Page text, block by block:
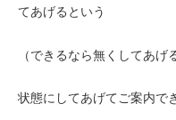
てあげるという
（できるなら無くしてあげ
状態にしてあげてご案内で